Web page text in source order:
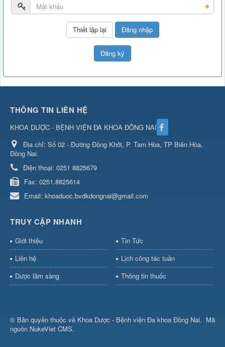
Đăng nhập
Đăng ký
THÔNG TIN LIÊN HỆ
KHOA DƯỢC - BỆNH VIỆN ĐA KHOA ĐỒNG NAI
Địa chỉ: Số 02 - Đường Đồng Khởi, P. Tam Hòa, TP Biên Hòa,
Đồng Nai.
Điện thoại: 0251 8825679
Fax: 0251.8825614
Email: khoaduoc.bvdkdongnai@gmail.com
TRUY CẬP NHANH
Giới thiệu
Tin Tức
Liên hệ
Lịch công tác tuần
Dược lâm sàng
Thông tin thuốc
© Bản quyền thuộc về Khoa Dược - Bệnh viện Đa khoa Đồng Nai. Mã
nguồn NukeViet CMS.